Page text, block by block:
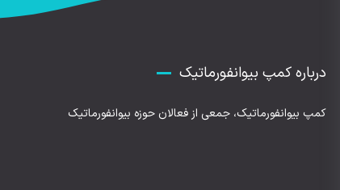
درباره کمپ بیوانفورماتیک
کمپ بیوانفورماتیک، جمعی از فعالان حوزه بیوانفورماتیک